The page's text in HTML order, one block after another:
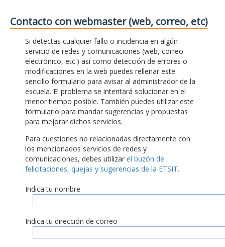
Contacto con webmaster (web, correo, etc)
Si detectas cualquier fallo o incidencia en algún
servicio de redes y comunicaciones (web, correo
electrónico, etc.) así como detección de errores o
modificaciones en la web puedes rellenar este
sencillo formulario para avisar al administrador de la
escuela. El problema se intentará solucionar en el
menor tiempo posible. También puedes utilizar este
formulario para mandar sugerencias y propuestas
para mejorar dichos servicios.
Para cuestiones no relacionadas directamente con
los mencionados servicios de redes y
comunicaciones, debes utilizar el buzón de
felicitaciones, quejas y sugerencias de la ETSIT.
Indica tu nombre
Indica tu dirección de correo